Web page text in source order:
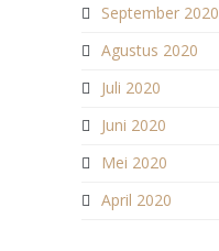
September 2020
Agustus 2020
Juli 2020
Juni 2020
Mei 2020
April 2020